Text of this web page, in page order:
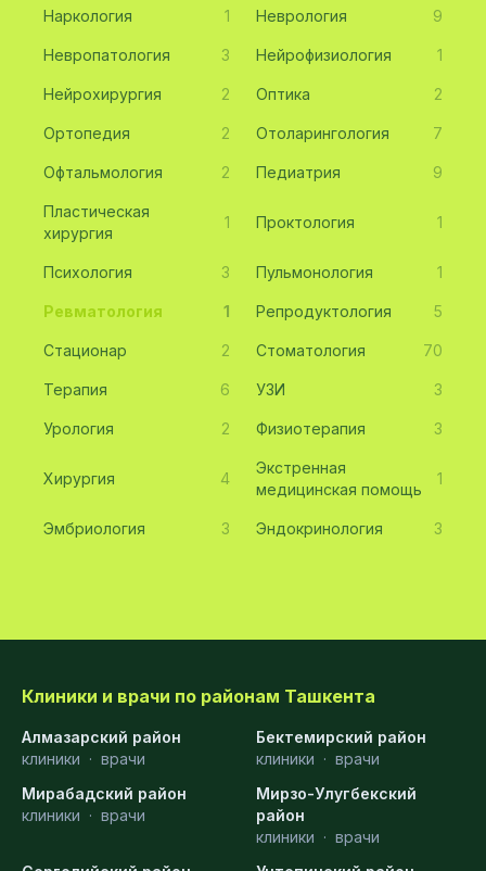
Наркология 1 Неврология 9
Невропатология 3 Нейрофизиология 1
Нейрохирургия 2 Оптика 2
Ортопедия 2 Отоларингология 7
Офтальмология 2 Педиатрия 9
Пластическая
хирургия
1 Проктология 1
Психология 3 Пульмонология 1
Ревматология 1 Репродуктология 5
Стационар 2 Стоматология 70
Терапия 6 УЗИ 3
Урология 2 Физиотерапия 3
Хирургия 4
Экстренная
медицинская помощь
1
Эмбриология 3 Эндокринология 3
Клиники и врачи по районам Ташкента
Алмазарский район
клиники · врачи
Бектемирский район
клиники · врачи
Мирабадский район
клиники · врачи
Мирзо-Улугбекский
район
клиники · врачи